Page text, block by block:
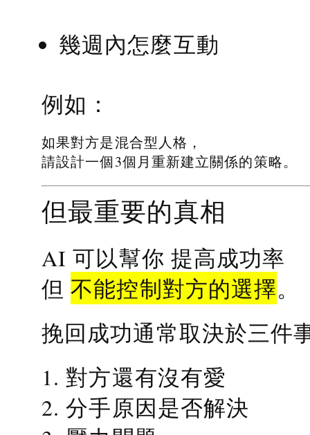
幾週內怎麼互動
例如：
如果對方是混合型人格，
請設計一個3個月重新建立關係的策略。
但最重要的真相
AI 可以幫你 提高成功率
但不能控制對方的選擇。
挽回成功通常取決於三件
1. 對方還有沒有愛
2. 分手原因是否解決